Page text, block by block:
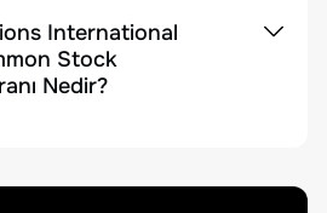
International
Stock
Nedir?